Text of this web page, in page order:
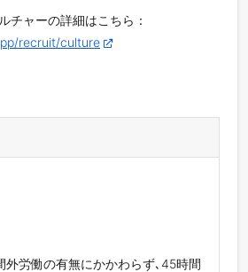
チャーの詳細はこちら：
recruit/culture
外労働の有無にかかわらず､45時間